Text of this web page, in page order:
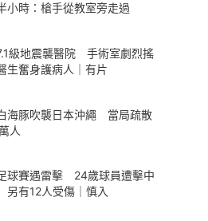
小時：槍手從教室旁走過
級地震襲醫院 手術室劇烈搖
奮身護病人｜有片
海豚吹襲日本沖繩 當局疏散
人
球賽遇雷擊 24歲球員遭擊中
有12人受傷｜慎入